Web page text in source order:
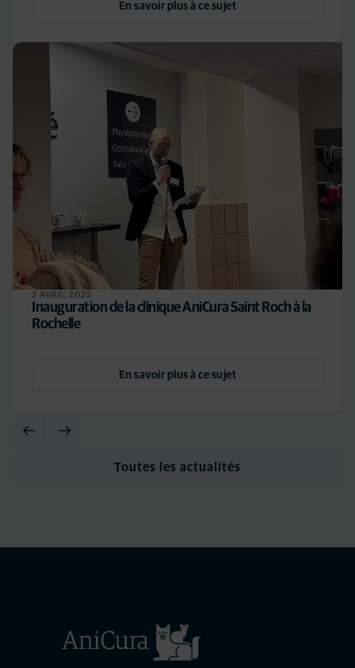
En savoir plus à ce sujet
3 AVRIL 2025
Inauguration de la clinique AniCura Saint Roch à la
Rochelle
En savoir plus à ce sujet
Toutes les actualités